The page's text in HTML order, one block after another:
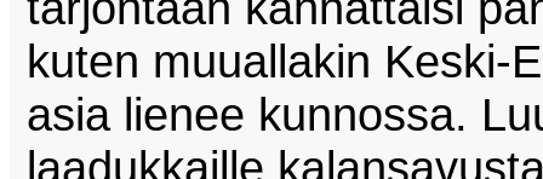
kuten muuallakin Keski-
asia lienee kunnossa.
laadukkaille